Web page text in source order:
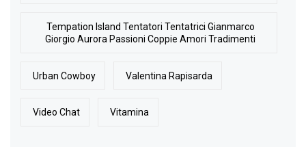
Tempation Island Tentatori Tentatrici Gianmarco
Giorgio Aurora Passioni Coppie Amori Tradimenti
Urban Cowboy Valentina Rapisarda
Video Chat Vitamina